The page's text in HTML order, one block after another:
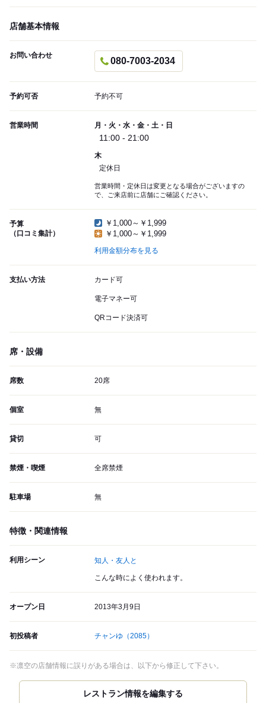
店舗基本情報
お問い合わせ
080-7003-2034
予約可否 予約不可
営業時間 月・火・水・金・土・日
11:00 - 21:00
木
定休日
営業時間・定休日は変更となる場合がございますの
で、ご来店前に店舗にご確認ください。
予算
（口コミ集計）
￥1,000～￥1,999
￥1,000～￥1,999
利用金額分布を見る
支払い方法 カード可
電子マネー可
QRコード決済可
席・設備
席数 20席
個室 無
貸切 可
禁煙・喫煙 全席禁煙
駐車場 無
特徴・関連情報
利用シーン 知人・友人と
こんな時によく使われます。
オープン日 2013年3月9日
初投稿者 チャンゆ （2085）
※凛空の店舗情報に誤りがある場合は、以下から修正して下さい。